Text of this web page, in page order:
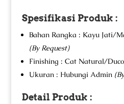
Spesifikasi Produk :
Bahan Rangka : Kayu Jati/
(By Request)
Finishing : Cat Natural/
Ukuran : Hubungi Admin
Detail Produk :